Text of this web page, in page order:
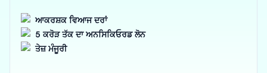
ਆਕਰਸ਼ਕ ਵਿਆਜ ਦਰਾਂ
5 ਕਰੋੜ ਤੱਕ ਦਾ ਅਨਸਿਕਿਓਰਡ ਲੋਨ
ਤੇਜ਼ ਮੰਜੂਰੀ